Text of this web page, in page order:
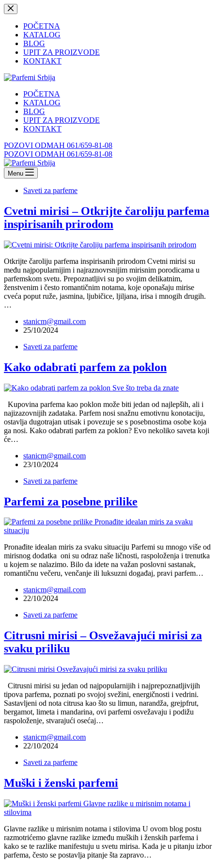
Skip
to
contentPOČETNA
KATALOG
BLOG
UPIT ZA PROIZVODE
KONTAKT
POČETNA
KATALOG
BLOG
UPIT ZA PROIZVODE
KONTAKT
POZOVI ODMAH 061/659-81-08
POZOVI ODMAH 061/659-81-08
Menu
Saveti za parfeme
Cvetni mirisi – Otkrijte čaroliju parfema
inspirisanih prirodom
Otkrijte čaroliju parfema inspirisanih prirodom Cvetni mirisi su
među najpopularnijim i najraznovrsnijim mirisnim porodicama u
parfemskom svetu. Prepoznatljivi su po svojim delikatnim,
ženstvenim i često romantičnim notama, koje oponašaju mirise
cveća poput ruže, jasmina, ljubičice, ljiljana, irisa i mnogih drugih.
…
stanicm@gmail.com
25/10/2024
Saveti za parfeme
Kako odabrati parfem za poklon
Kupovina parfema kao poklon može biti jedan od najlepših, ali i
najizazovnijih zadataka. Parfem nosi snažnu emotivnu konotaciju,
ostavlja dugotrajan utisak i povezuje se s posebnostima osobe koja
ga nosi. Kako odabrati parfem za poklon? Evo nekoliko saveta koji
će…
stanicm@gmail.com
23/10/2024
Saveti za parfeme
Parfemi za posebne prilike
Pronađite idealan miris za svaku situaciju Parfemi su mnogo više od
mirisnog dodatka oni su odraz naše ličnosti, raspoloženja i trenutka
u kojem se nalazimo. Bilo da idete na važan poslovni sastanak,
romantičnu večeru, venčanje ili luksuzni događaj, pravi parfem…
stanicm@gmail.com
22/10/2024
Saveti za parfeme
Citrusni mirisi – Osvežavajući mirisi za
svaku priliku
Citrusni mirisi su jedan od najpopularnijih i najprepoznatljivijih
tipova parfema, poznati po svojoj svežini, energičnosti i vedrini.
Sastavljeni od nota citrusa kao što su limun, narandža, grejpfrut,
bergamot, limeta i mandarina, ovi parfemi osvežavaju i podižu
raspoloženje, stvarajući osećaj…
stanicm@gmail.com
22/10/2024
Saveti za parfeme
Muški i ženski parfemi
Glavne razlike u mirisnim notama i stilovima U ovom blog postu
razmotrićemo glavne razlike između muških i ženskih parfema i
kako se te razlike manifestuju u svetu mirisa. Kada je u pitanju izbor
parfema, često se postavlja pitanje šta zapravo…